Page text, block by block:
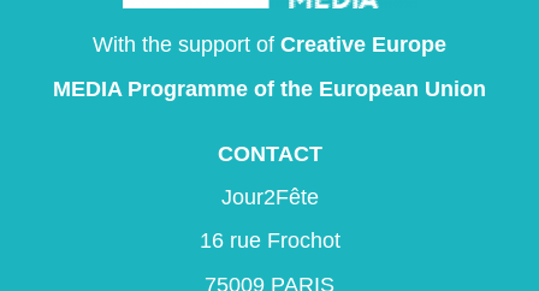
With the support of Creative Europe
MEDIA Programme of the European Union
CONTACT
Jour2Fête
16 rue Frochot
75009 PARIS